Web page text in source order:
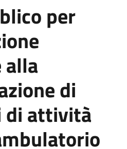
per
alla
di
di attività